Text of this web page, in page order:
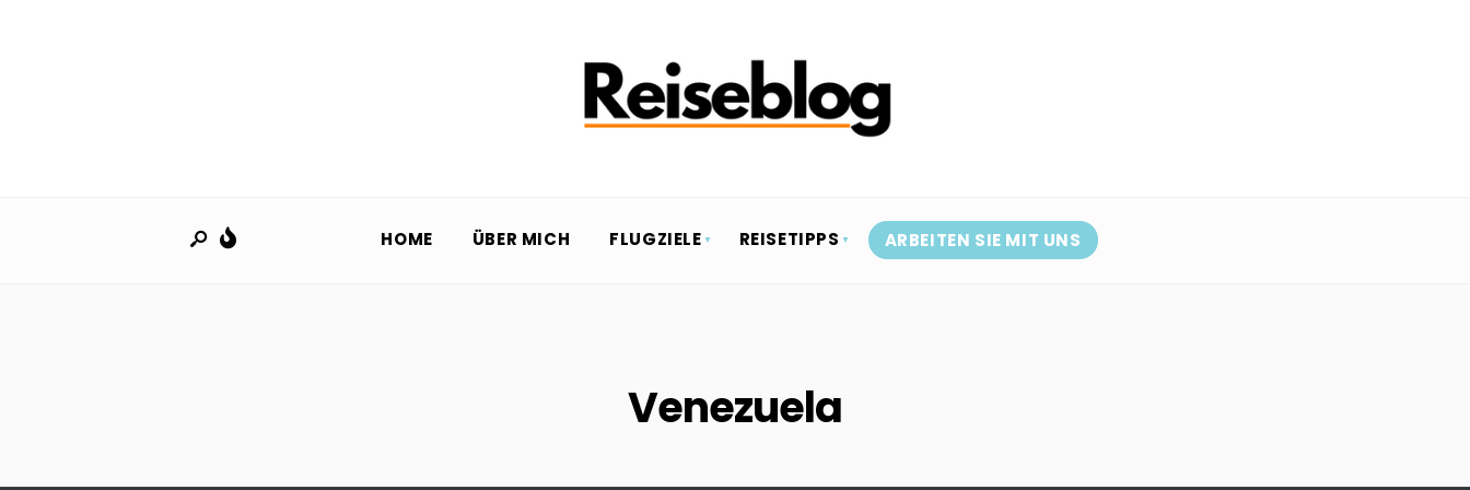
HOME ÜBER MICH FLUGZIELE REISETIPPS ARBEITEN SIE MIT UNS
Venezuela